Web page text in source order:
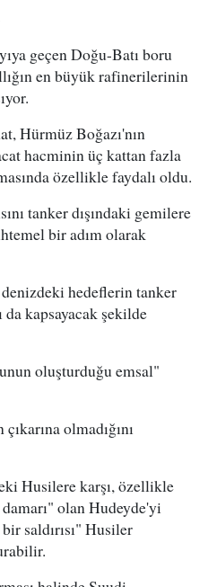
geçen Doğu-Batı boru
en büyük rafinerilerinin
Hürmüz Boğazı'nın
hacminin üç kattan fazla
özellikle faydalı oldu.
tanker dışındaki gemilere
bir adım olarak
hedeflerin tanker
da kapsayacak şekilde
oluşturduğu emsal"
olmadığını
Husilere karşı, özellikle
olan Hudeyde'yi
saldırısı" Husiler